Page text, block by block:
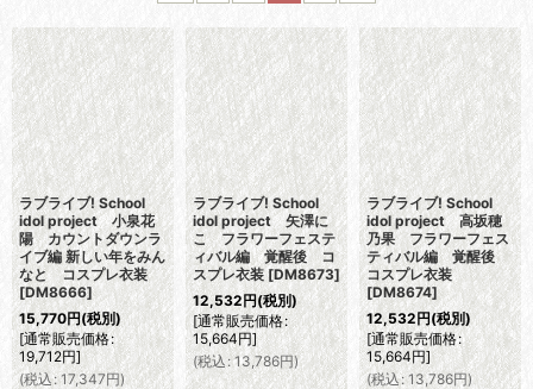
絞り込む
ラブライブ! School
idol project 小泉花
陽 カウントダウンラ
イブ編 新しい年をみん
なと コスプレ衣装
[DM8666]
15,770円(税別)
[通常販売価格:
19,712円]
(税込: 17,347円)
ラブライブ! School
idol project 矢澤に
こ フラワーフェステ
ィバル編 覚醒後 コ
スプレ衣装 [DM8673]
12,532円(税別)
[通常販売価格:
15,664円]
(税込 : 13,786円)
ラブライブ! School
idol project 高坂穂
乃果 フラワーフェス
ティバル編 覚醒後
コスプレ衣装
[DM8674]
12,532円(税別)
[通常販売価格:
15,664円]
(税込: 13,786円)